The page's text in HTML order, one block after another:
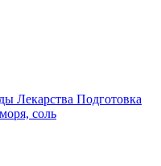
Лекарства Подготовка
соль